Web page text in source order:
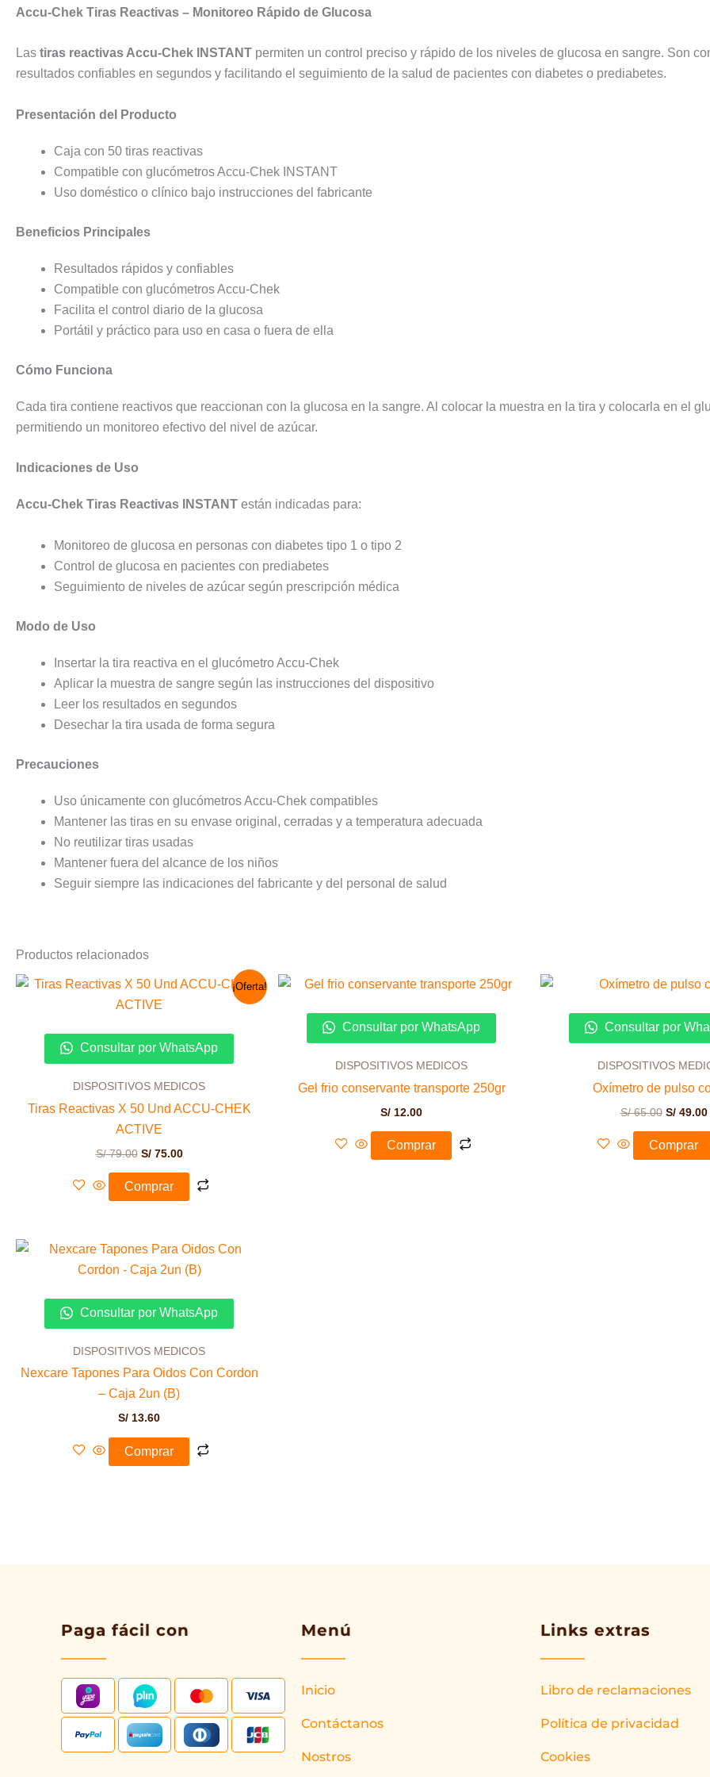
Accu-Chek Tiras Reactivas – Monitoreo Rápido de Glucosa
Las tiras reactivas Accu-Chek INSTANT permiten un control preciso y rápido de los niveles de glucosa en sangre. Son
resultados confiables en segundos y facilitando el seguimiento de la salud de pacientes con diabetes o prediabetes.
Presentación del Producto
Caja con 50 tiras reactivas
Compatible con glucómetros Accu-Chek INSTANT
Uso doméstico o clínico bajo instrucciones del fabricante
Beneficios Principales
Resultados rápidos y confiables
Compatible con glucómetros Accu-Chek
Facilita el control diario de la glucosa
Portátil y práctico para uso en casa o fuera de ella
Cómo Funciona
Cada tira contiene reactivos que reaccionan con la glucosa en la sangre. Al colocar la muestra en la tira y colocarla en el
permitiendo un monitoreo efectivo del nivel de azúcar.
Indicaciones de Uso
Accu-Chek Tiras Reactivas INSTANT están indicadas para:
Monitoreo de glucosa en personas con diabetes tipo 1 o tipo 2
Control de glucosa en pacientes con prediabetes
Seguimiento de niveles de azúcar según prescripción médica
Modo de Uso
Insertar la tira reactiva en el glucómetro Accu-Chek
Aplicar la muestra de sangre según las instrucciones del dispositivo
Leer los resultados en segundos
Desechar la tira usada de forma segura
Precauciones
Uso únicamente con glucómetros Accu-Chek compatibles
Mantener las tiras en su envase original, cerradas y a temperatura adecuada
No reutilizar tiras usadas
Mantener fuera del alcance de los niños
Seguir siempre las indicaciones del fabricante y del personal de salud
Productos relacionados
¡Oferta!
Consultar por WhatsApp
DISPOSITIVOS MEDICOS
Tiras Reactivas X 50 Und ACCU-CHEK
ACTIVE
S/79.00
El
original
S/ 79.00.
S/75.00
El
S/ 75.00.
Comprar
Consultar por WhatsApp
DISPOSITIVOS MEDICOS
Gel frio conservante transporte 250gr
S/ 12.00
Comprar
Consultar por
DISPOSITIVOS
Oxímetro de pulso
S/65.00
El
precio
era:
S/ 65.00.
S/49.00
Comprar
Consultar por WhatsApp
DISPOSITIVOS MEDICOS
Nexcare Tapones Para Oidos Con Cordon
– Caja 2un (B)
S/ 13.60
Comprar
Paga fácil con Menú
Inicio
Contáctanos
Nostros
Links extras
Libro de reclamaciones
Política de privacidad
Cookies